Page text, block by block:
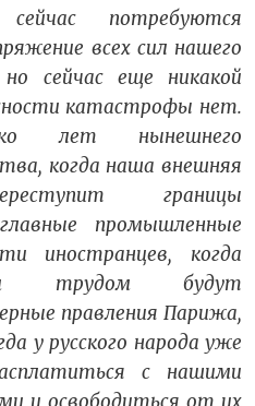
потребуются
всех сил нашего
но сейчас еще никакой
катастрофы нет.
лет нынешнего
когда наша внешняя
границы
промышленные
иностранцев, когда
трудом будут
правления Парижа,
у русского народа уже
с нашими